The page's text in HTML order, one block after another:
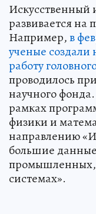
Искусственный
развивается на
Например,в
ученые
работу
проводилось
научного
рамках
физики и
направлению
большие
промышленных,
системах».